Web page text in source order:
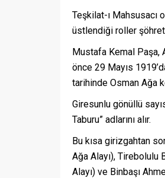
Teşkilat-ı Mahsusacı
üstlendiği roller
Mustafa Kemal Paşa,
önce 29 Mayıs
tarihinde Osman Ağa
Giresunlu gönüllü
Taburu” adlarını alır.
Bu kısa girizgahtan
Ağa Alayı), Tirebolulu
Alayı) ve Binbaşı